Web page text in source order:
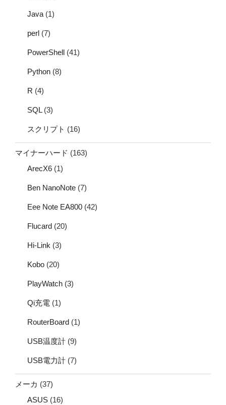
Java (1)
perl (7)
PowerShell (41)
Python (8)
R (4)
SQL(3)
スクリプト (16)
マイナーハード (163)
ArecX6 (1)
Ben NanoNote (7)
Eee Note EA800 (42)
Flucard (20)
Hi-Link (3)
Kobo (20)
PlayWatch (3)
Qi充電 (1)
RouterBoard (1)
USB温度計 (9)
USB電力計 (7)
メーカ (37)
ASUS (16)